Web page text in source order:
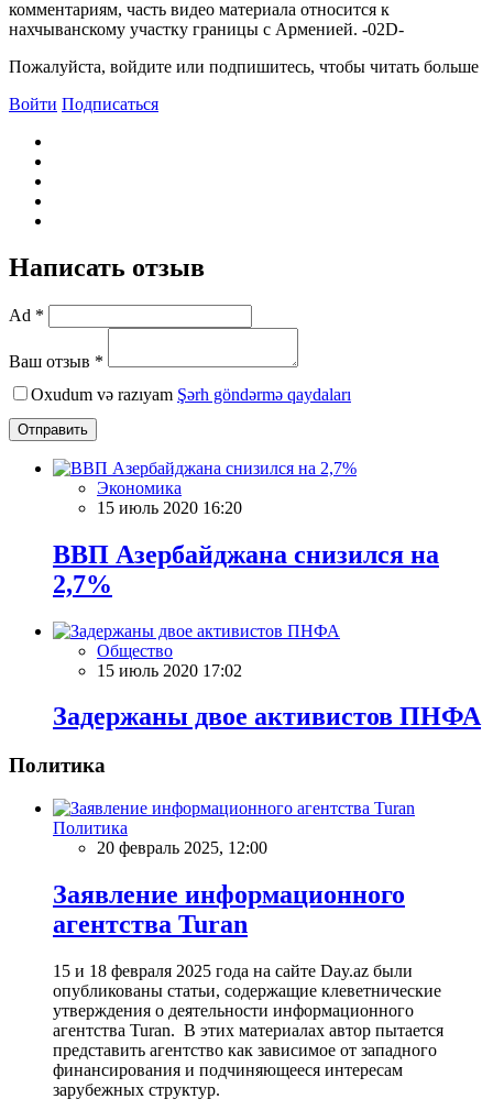
комментариям, часть видео материала относится к
нахчыванскому участку границы с Арменией. -02D-
Пожалуйста, войдите или подпишитесь, чтобы читать больше
Войти Подписаться
Написать отзыв
Ad *
Ваш отзыв *
Oxudum və razıyam Şərh göndərmə qaydaları
Отправить
Экономика
15 июль 2020 16:20
ВВП Азербайджана снизился на
2,7%
Общество
15 июль 2020 17:02
Задержаны двое активистов ПНФА
Политика
Политика
20 февраль 2025, 12:00
Заявление информационного
агентства Turan
15 и 18 февраля 2025 года на сайте Day.az были
опубликованы статьи, содержащие клеветнические
утверждения о деятельности информационного
агентства Turan. В этих материалах автор пытается
представить агентство как зависимое от западного
финансирования и подчиняющееся интересам
зарубежных структур.